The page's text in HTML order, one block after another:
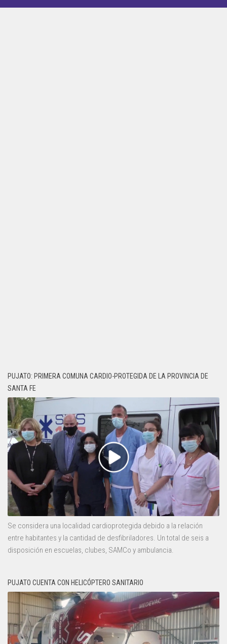
PUJATO: PRIMERA COMUNA CARDIO-PROTEGIDA DE LA PROVINCIA DE
SANTA FE
Se considera una localidad cardioprotegida debido a la relación
entre habitantes y la cantidad de desfibriladores. Un total de seis a
disposición en escuelas, clubes, SAMCo y ambulancia.
PUJATO CUENTA CON HELICÓPTERO SANITARIO